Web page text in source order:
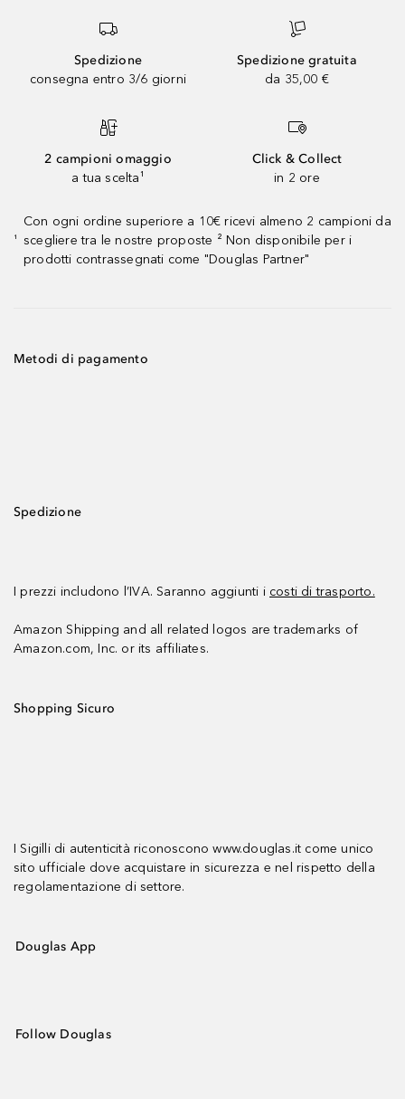
Spedizione
consegna entro 3/6 giorni
Spedizione gratuita
da 35,00 €
2 campioni omaggio
a tua scelta¹
Click & Collect
in 2 ore
¹
Con ogni ordine superiore a 10€ ricevi almeno 2 campioni da
scegliere tra le nostre proposte ² Non disponibile per i
prodotti contrassegnati come "Douglas Partner"
Metodi di pagamento
Spedizione
I prezzi includono l’IVA. Saranno aggiunti i costi di trasporto.
Amazon Shipping and all related logos are trademarks of
Amazon.com, Inc. or its affiliates.
Shopping Sicuro
I Sigilli di autenticità riconoscono www.douglas.it come unico
sito ufficiale dove acquistare in sicurezza e nel rispetto della
regolamentazione di settore.
Douglas App
Follow Douglas